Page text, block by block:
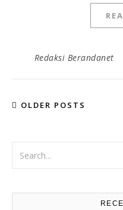
Redaksi Berandanet
OLDER POSTS